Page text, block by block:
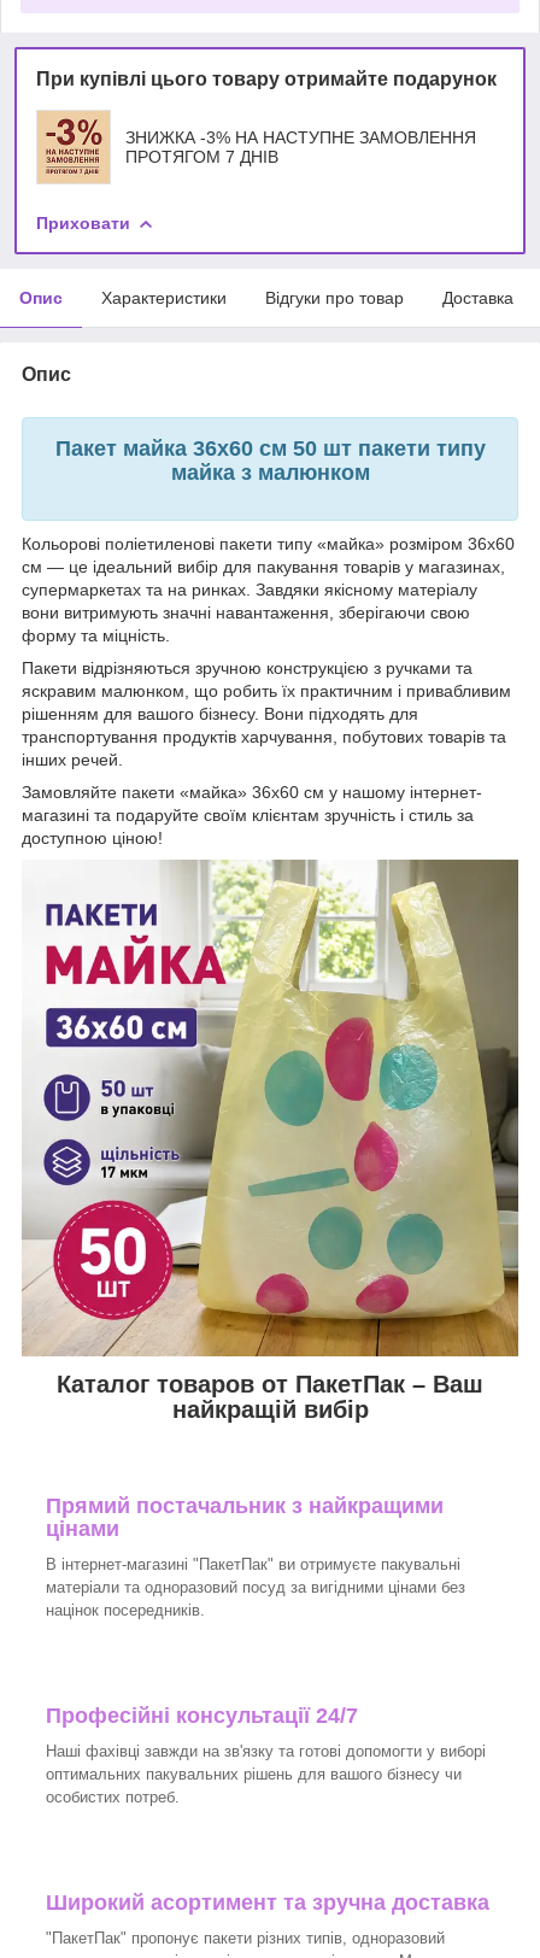
При купівлі цього товару отримайте подарунок
ЗНИЖКА -3% НА НАСТУПНЕ ЗАМОВЛЕННЯ
ПРОТЯГОМ 7 ДНІВ
Приховати
Опис Характеристики Відгуки про товар Доставка
Опис
Пакет майка 36x60 см 50 шт пакети типу
майка з малюнком
Кольорові поліетиленові пакети типу «майка» розміром 36x60
см — це ідеальний вибір для пакування товарів у магазинах,
супермаркетах та на ринках. Завдяки якісному матеріалу
вони витримують значні навантаження, зберігаючи свою
форму та міцність.
Пакети відрізняються зручною конструкцією з ручками та
яскравим малюнком, що робить їх практичним і привабливим
рішенням для вашого бізнесу. Вони підходять для
транспортування продуктів харчування, побутових товарів та
інших речей.
Замовляйте пакети «майка» 36x60 см у нашому інтернет-
магазині та подаруйте своїм клієнтам зручність і стиль за
доступною ціною!
Каталог товаров от ПакетПак – Ваш
найкращій вибір
Прямий постачальник з найкращими
цінами
В інтернет-магазині "ПакетПак" ви отримуєте пакувальні
матеріали та одноразовий посуд за вигідними цінами без
націнок посередників.
Професійні консультації 24/7
Наші фахівці завжди на зв'язку та готові допомогти у виборі
оптимальних пакувальних рішень для вашого бізнесу чи
особистих потреб.
Широкий асортимент та зручна доставка
"ПакетПак" пропонує пакети різних типів, одноразовий